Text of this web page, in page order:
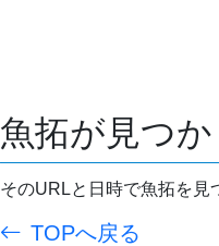
魚拓が見つか
そのURLと日時で魚拓を見
TOPへ戻る